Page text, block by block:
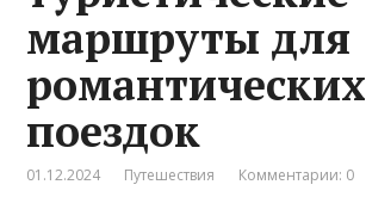
маршруты для
романтических
поездок
01.12.2024 Путешествия Комментарии: 0